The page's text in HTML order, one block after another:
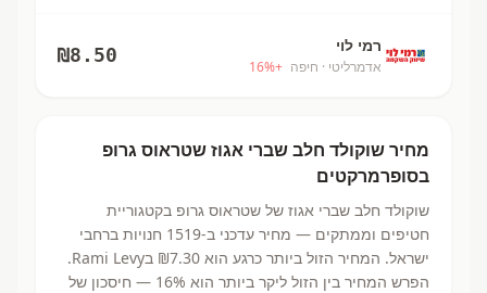
רמי לוי
אדמרליטי · חיפה +
16%
₪8.50
מחיר שוקולד חלב שברי אגוז שטראוס גרופ
בסופרמרקטים
שוקולד חלב שברי אגוז של שטראוס גרופ בקטגוריית
חטיפים וממתקים — מחיר עדכני ב-1519 חנויות ברחבי
ישראל. המחיר הזול ביותר כרגע הוא ₪7.30
בRami Levy.
הפרש המחיר בין הזול ליקר ביותר הוא 16% — חיסכון של